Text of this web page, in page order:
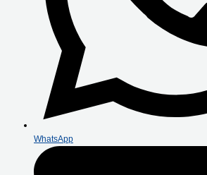
WhatsApp